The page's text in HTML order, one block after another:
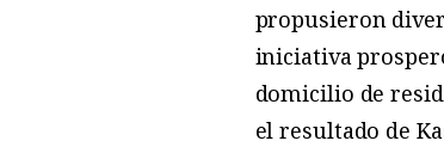
propusieron
iniciativa
domicilio de
el resultado de